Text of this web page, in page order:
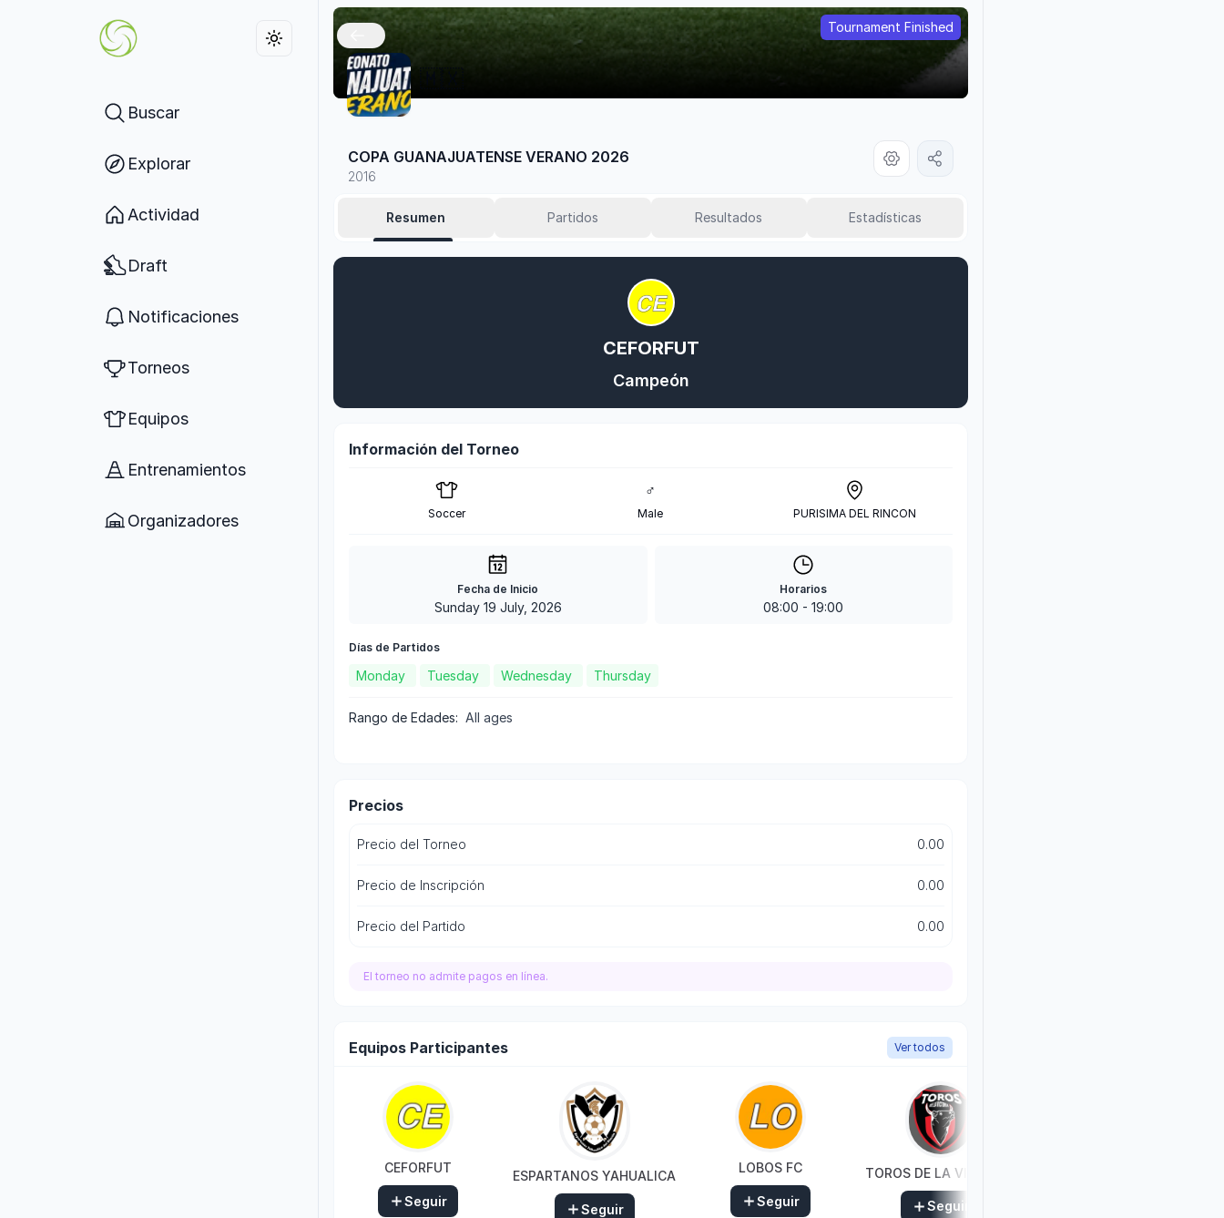
Buscar
Explorar
Actividad
Draft
Notificaciones
Torneos
Equipos
Entrenamientos
Organizadores
Tournament Finished
COPA GUANAJUATENSE VERANO 2026
2016
Resumen Partidos Resultados Estadísticas
CEFORFUT
Campeón
Información del Torneo
Soccer
♂
Male PURISIMA DEL RINCON
Fecha de Inicio
Sunday 19 July, 2026
Horarios
08:00 -19:00
Días de Partidos
Monday Tuesday Wednesday Thursday
Rango de Edades: All ages
Precios
Precio del Torneo 0.00
Precio de Inscripción 0.00
Precio del Partido 0.00
El torneo no admite pagos en línea.
Equipos Participantes Ver todos
CEFORFUT
Seguir
ESPARTANOS YAHUALICA
Seguir
LOBOS FC
Seguir
TOROS DE LA VICTORIA
Seguir